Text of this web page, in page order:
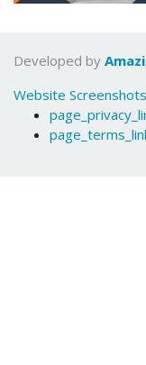
Developed by
Website